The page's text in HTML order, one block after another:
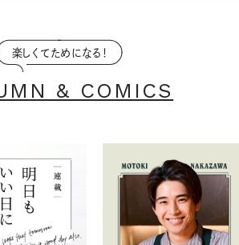
楽しくてためになる！
& COMICS